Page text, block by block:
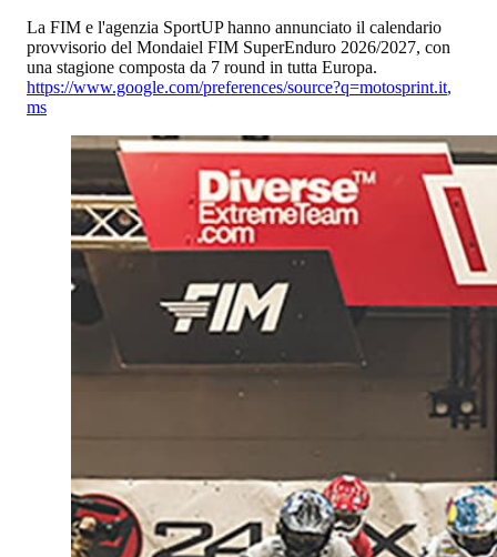
La FIM e l'agenzia SportUP hanno annunciato il calendario
provvisorio del Mondaiel FIM SuperEnduro 2026/2027, con
una stagione composta da 7 round in tutta Europa.
https://www.google.com/preferences/source?q=motosprint.it,
ms